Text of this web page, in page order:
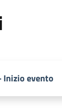
Inizio evento